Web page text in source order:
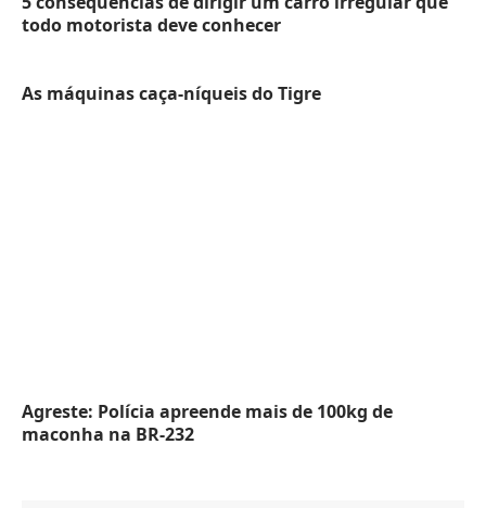
todo motorista deve conhecer
As máquinas caça-níqueis do Tigre
Agreste: Polícia apreende mais de 100kg de
maconha na BR-232